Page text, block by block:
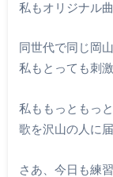
私もオリジナル
同世代で同じ岡
私もとっても刺
私ももっともっ
歌を沢山の人に
さあ、今日も練